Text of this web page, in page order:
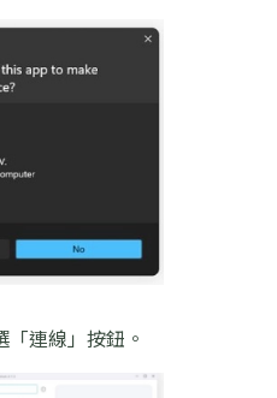
連線」按鈕。